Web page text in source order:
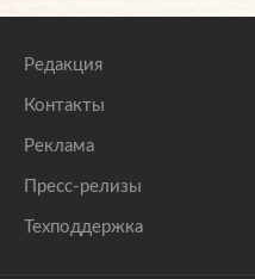
Редакция
Контакты
Реклама
Пресс-релизы
Техподдержка